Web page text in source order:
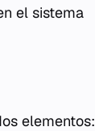
el sistema
elementos: